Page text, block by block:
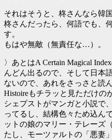
それはそうと、柊さんなら韓
柊さんだったら、何語でも、
す。
もはや無敵（無責任な…）。
〉あとはA Certain Magical
んどん出るので、そして日本
ないので、あれをさっさと読
Histoireもチラッと見ただけの
シェプストがマンガと小説で
ってるし、結構色々ため込ん
ットの娘のマリー・テレーズ
たし、モーツァルトの「悪妻